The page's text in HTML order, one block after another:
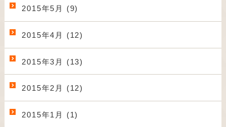
2015年5月 (9)
2015年4月 (12)
2015年3月 (13)
2015年2月 (12)
2015年1月 (1)